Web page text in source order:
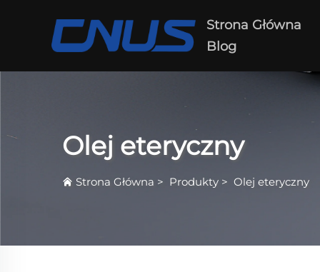
Strona Główna
Blog
Olej eteryczny
Strona Główna > Produkty > Olej eteryczny